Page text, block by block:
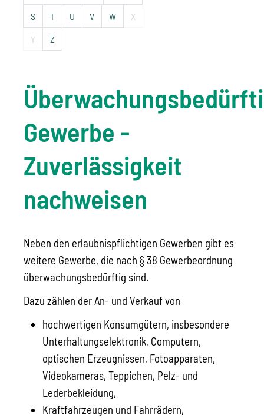
S T U V W X
Y Z
Gewerbe -
Zuverlässigkeit
nachweisen
Neben den erlaubnispflichtigen Gewerben gibt es
weitere Gewerbe, die nach § 38 Gewerbeordnung
überwachungsbedürftig sind.
Dazu zählen der An- und Verkauf von
hochwertigen Konsumgütern, insbesondere
Unterhaltungselektronik, Computern,
optischen Erzeugnissen, Fotoapparaten,
Videokameras, Teppichen, Pelz- und
Lederbekleidung,
Kraftfahrzeugen und Fahrrädern,